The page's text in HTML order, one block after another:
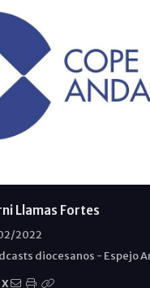
Llamas Fortes
2022
diocesanos - Espejo
X